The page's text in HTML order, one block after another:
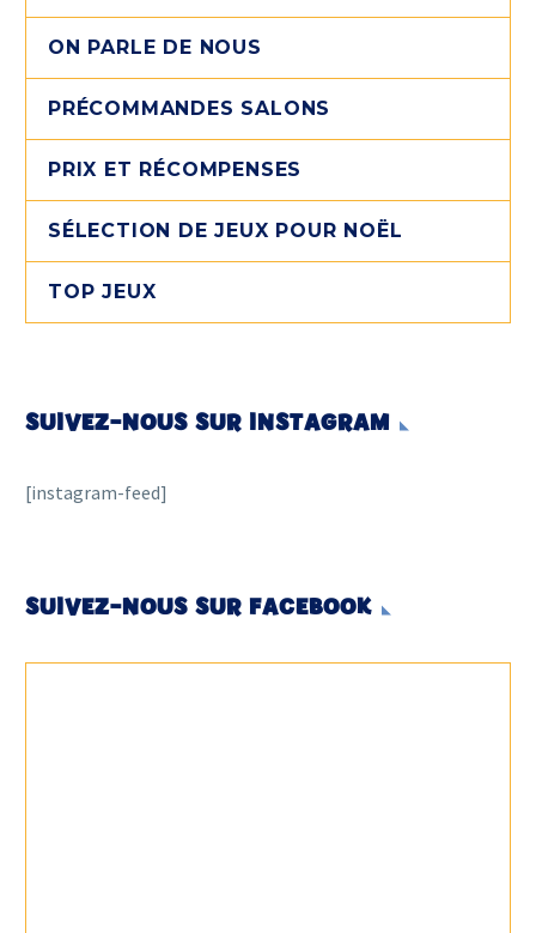
ON PARLE DE NOUS
PRÉCOMMANDES SALONS
PRIX ET RÉCOMPENSES
SÉLECTION DE JEUX POUR NOËL
TOP JEUX
SUIVEZ-NOUS SUR INSTAGRAM
[instagram-feed]
SUIVEZ-NOUS SUR FACEBOOK